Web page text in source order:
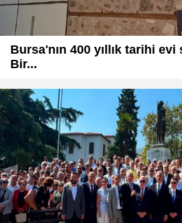
Bursa'nın 400 yıllık tarihi
Bir...